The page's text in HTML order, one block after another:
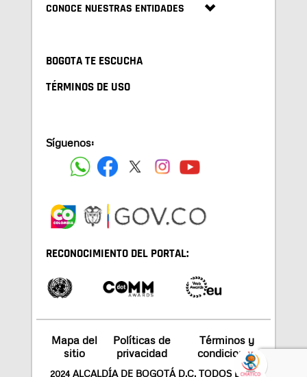
CONOCE NUESTRAS ENTIDADES
BOGOTA TE ESCUCHA
TÉRMINOS DE USO
Síguenos:
RECONOCIMIENTO DEL PORTAL:
Mapa del
sitio
Políticas de
privacidad
Términos y
condiciones
2024 ALCALDÍA DE BOGOTÁ D.C. TODOS LOS